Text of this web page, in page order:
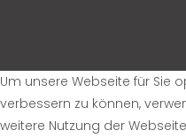
Um unsere Webseite für Sie
verbessern zu können,
weitere Nutzung der